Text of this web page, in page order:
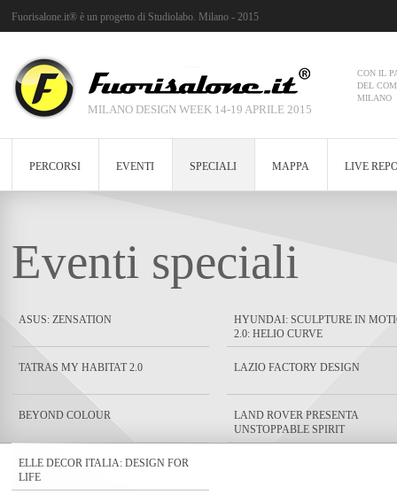
Fuorisalone.it® è un progetto di Studiolabo. Milano - 2015
MILANO DESIGN WEEK 14-19 APRILE 2015
CON IL
DEL
MILANO
PERCORSI EVENTI SPECIALI MAPPA LIVE
Eventi speciali
ASUS: ZENSATION
HYUNDAI: SCULPTURE IN
2.0: HELIO CURVE
TATRAS MY HABITAT 2.0 LAZIO FACTORY DESIGN
BEYOND COLOUR
LAND ROVER PRESENTA
UNSTOPPABLE SPIRIT
ELLE DECOR ITALIA: DESIGN FOR
LIFE